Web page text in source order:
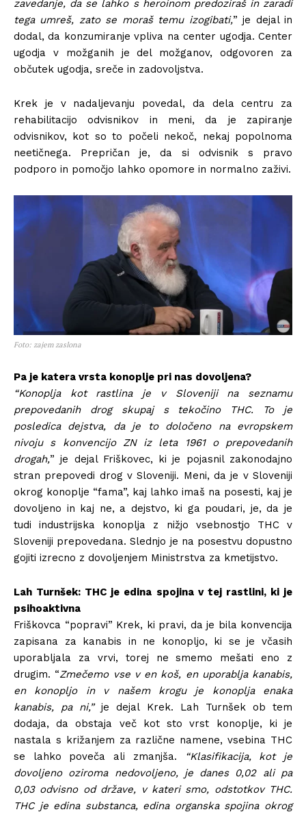
zavedanje, da se lahko s heroinom predoziraš in zaradi
tega umreš, zato se moraš temu izogibati,” je dejal in
dodal, da konzumiranje vpliva na center ugodja. Center
ugodja v možganih je del možganov, odgovoren za
občutek ugodja, sreče in zadovoljstva.
Krek je v nadaljevanju povedal, da dela centru za
rehabilitacijo odvisnikov in meni, da je zapiranje
odvisnikov, kot so to počeli nekoč, nekaj popolnoma
neetičnega. Prepričan je, da si odvisnik s pravo
podporo in pomočjo lahko opomore in normalno zaživi.
Foto: zajem zaslona
Pa je katera vrsta konoplje pri nas dovoljena?
“Konoplja kot rastlina je v Sloveniji na seznamu
prepovedanih drog skupaj s tekočino THC. To je
posledica dejstva, da je to določeno na evropskem
nivoju s konvencijo ZN iz leta 1961 o prepovedanih
drogah,” je dejal Friškovec, ki je pojasnil zakonodajno
stran prepovedi drog v Sloveniji. Meni, da je v Sloveniji
okrog konoplje “fama”, kaj lahko imaš na posesti, kaj je
dovoljeno in kaj ne, a dejstvo, ki ga poudari, je, da je
tudi industrijska konoplja z nižjo vsebnostjo THC v
Sloveniji prepovedana. Slednjo je na posestvu dopustno
gojiti izrecno z dovoljenjem Ministrstva za kmetijstvo.
Lah Turnšek: THC je edina spojina v tej rastlini, ki je
psihoaktivna
Friškovca “popravi” Krek, ki pravi, da je bila konvencija
zapisana za kanabis in ne konopljo, ki se je včasih
uporabljala za vrvi, torej ne smemo mešati eno z
drugim. “Zmečemo vse v en koš, en uporablja kanabis,
en konopljo in v našem krogu je konoplja enaka
kanabis, pa ni,”je dejal Krek. Lah Turnšek ob tem
dodaja, da obstaja več kot sto vrst konoplje, ki je
nastala s križanjem za različne namene, vsebina THC
se lahko poveča ali zmanjša.
“Klasifikacija, kot je
dovoljeno oziroma nedovoljeno, je danes 0,02 ali pa
0,03 odvisno od države, v kateri smo, odstotkov THC.
THC je edina substanca, edina organska spojina okrog